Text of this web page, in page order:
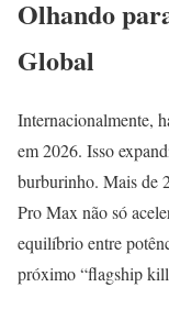
Olhando
Global
Internacionalmente,
em 2026. Isso
burburinho. Mais de
Pro Max não só
equilíbrio entre
próximo “flagship